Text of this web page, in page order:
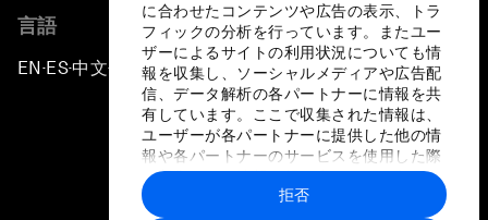
に合わせたコンテンツや広告の表示、トラ
フィックの分析を行っています。またユー
ザーによるサイトの利用状況についても情
報を収集し、ソーシャルメディアや広告配
信、データ解析の各パートナーに情報を共
有しています。ここで収集された情報は、
ユーザーが各パートナーに提供した他の情
報や各パートナーのサービスを使用した際
に収集された情報と組み合わされ、各パー
トナーによって使用されることがありま
拒否
言語
EN ▪ES▪中文▪ 日本語
プライバシーポリシーと利用規約